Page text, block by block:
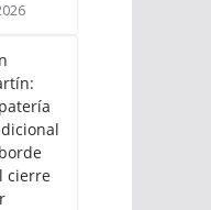
cierre